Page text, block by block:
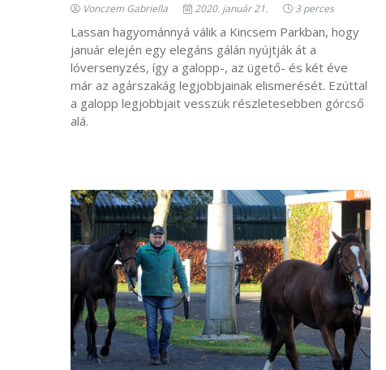
Vonczem Gabriella 2020. január 21. 3 perces
Lassan hagyománnyá válik a Kincsem Parkban, hogy
január elején egy elegáns gálán nyújtják át a
lóversenyzés, így a galopp-, az ügető- és két éve
már az agárszakág legjobbjainak elismerését. Ezúttal
a galopp legjobbjait vesszük részletesebben górcső
alá.